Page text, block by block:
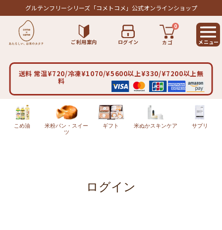
グルテンフリーシリーズ「コメトコメ」公式オンラインショップ
ご利用案内 ログイン カゴ
0
送料 常温¥720/冷凍¥1070/¥5600以上¥330/¥7200以上無
料
こめ油
米粉パン・スイー
ツ
ギフト 米ぬかスキンケア サプリ
ログイン